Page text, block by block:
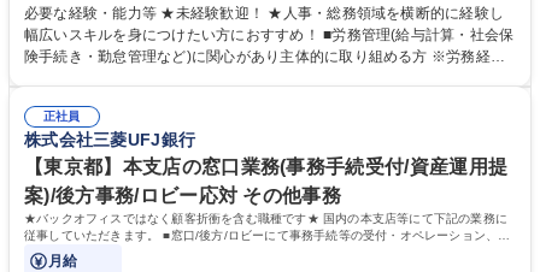
営を支えるゼネラリストをめざせます。 ・初期業務：労働時間管理、給与
計算、社会保険対応、福利厚生管理、安全衛生、健康経営推進等をお任せ
します。ご経験に応じて、休職者管理など、幅広く経験を積んでいただき
幅広く経験を積みたい意欲がある方に最適な環境です。 募集職種 【総
務・人事】未経験歓迎/日立グループ/組織運営を支えるゼネラリストを目
指す
必要な経験・能力等 ★未経験歓迎！ ★人事・総務領域を横断的に経験し
幅広いスキルを身につけたい方におすすめ！ ■労務管理(給与計算・社会保
険手続き・勤怠管理など)に関心があり主体的に取り組める方 ※労務経験
のご経験 ■労務管理（給与計算・社会保険手続き・勤怠管理など）の経験
■衛生管理者の資格をお持ちの方 学歴・資格 学歴：大学院 大学 高専 短大
専修学校 高校 語学力： 資格：
正社員
株式会社三菱UFJ銀行
【東京都】本支店の窓口業務(事務手続受付/資産運用提
案)/後方事務/ロビー応対 その他事務
★バックオフィスではなく顧客折衝を含む職種です★ 国内の本支店等にて下記の業務に
従事していただきます。 ■窓口/後方/ロビーにて事務手続等の受付・オペレーション、お
客様対応
月給